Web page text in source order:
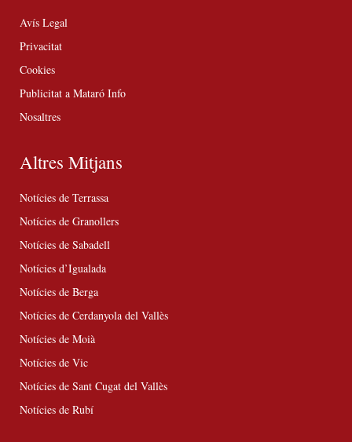
Avís Legal
Privacitat
Cookies
Publicitat a Mataró Info
Nosaltres
Altres Mitjans
Notícies de Terrassa
Notícies de Granollers
Notícies de Sabadell
Notícies d’Igualada
Notícies de Berga
Notícies de Cerdanyola del Vallès
Notícies de Moià
Notícies de Vic
Notícies de Sant Cugat del Vallès
Notícies de Rubí